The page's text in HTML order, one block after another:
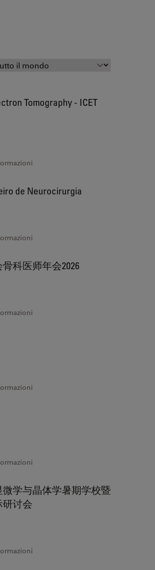
Tomography - ICET
de Neurocirurgia
科医师年会2026
学与晶体学暑期学校暨
研讨会